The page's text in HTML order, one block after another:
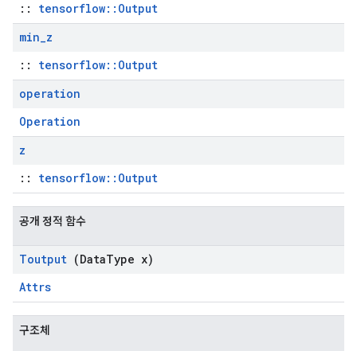
:: tensorflow::Output
min_z
:: tensorflow::Output
operation
Operation
z
:: tensorflow::Output
공개 정적 함수
Toutput (DataType x)
Attrs
구조체